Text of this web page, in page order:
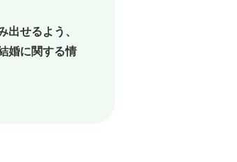
せるよう、
婚に関する情